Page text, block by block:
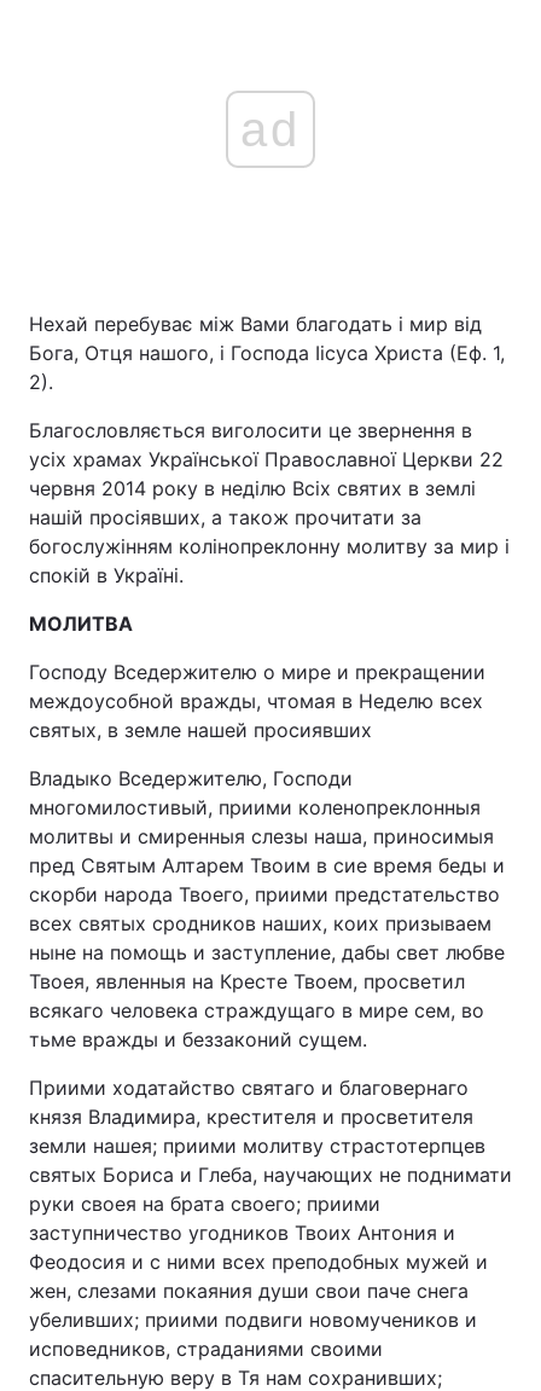
ad
Нехай перебуває між Вами благодать і мир від
Бога, Отця нашого, і Господа Іісуса Христа (Еф. 1,
2).
Благословляється виголосити це звернення в
усіх храмах Української Православної Церкви 22
червня 2014 року в неділю Всіх святих в землі
нашій просіявших, а також прочитати за
богослужінням колінопреклонну молитву за мир і
спокій в Україні.
МОЛИТВА
Господу Вседержителю о мире и прекращении
междоусобной вражды, чтомая в Неделю всех
святых, в земле нашей просиявших
Владыко Вседержителю, Господи
многомилостивый, приими коленопреклонныя
молитвы и смиренныя слезы наша, приносимыя
пред Святым Алтарем Твоим в сие время беды и
скорби народа Твоего, приими предстательство
всех святых сродников наших, коих призываем
ныне на помощь и заступление, дабы свет любве
Твоея, явленныя на Кресте Твоем, просветил
всякаго человека страждущаго в мире сем, во
тьме вражды и беззаконий сущем.
Приими ходатайство святаго и благовернаго
князя Владимира, крестителя и просветителя
земли нашея; приими молитву страстотерпцев
святых Бориса и Глеба, научающих не поднимати
руки своея на брата своего; приими
заступничество угодников Твоих Антония и
Феодосия и с ними всех преподобных мужей и
жен, слезами покаяния души свои паче снега
убеливших; приими подвиги новомучеников и
исповедников, страданиями своими
спасительную веру в Тя нам сохранивших;